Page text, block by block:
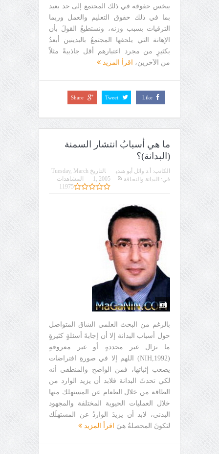
يبخس حقوقه في ذلك المجتمع إلى حد بعيد
بما في ذلك حقوق التعليم والعمل وربما
الترقيات بسبب وزنه، ونستطيعُ القولَ بأن
الإهانة التي يلحقها المجتمعُ بالبدينين أبعدُ
بكثيرٍ من مجرد اعتبارهم أقل جاذبيةً مثلاً
من الآخرين،
اقرأ المزيد
Like
Tweet
Share
ما هي أسبابُ انتشار السمنة
(البدانة)؟
الكاتب: أ.د وائل أبو هندي التاريخ Tuesday, March
1, 2005
في: البدانة والنحافة
المشاهدات
11975
بالرغم من البحث العلمي الشاق المتواصل
حول أسباب البدانة إلا أن إجابةَ أسئلةٍ كثيرةٍ
ما تزال غير محددةٍ أو غير معروفةٍ
(NIH,1992) اللهم إلا في صورةِ افتراضات
يصعب إثباتها، فمن الواضح والمنطقي أنه
لكي تحدثَ البدانة فلابد أن يزيد الوارد من
الطاقة من خلال الطعام عن المستهلك منها
خلال العمليات الحيوية المختلفة والمجهود
البدني، لابد أن يزيدَ الواردُ عن المستهلَك
لتكونَ المحصلةُ هيَ
اقرأ المزيد